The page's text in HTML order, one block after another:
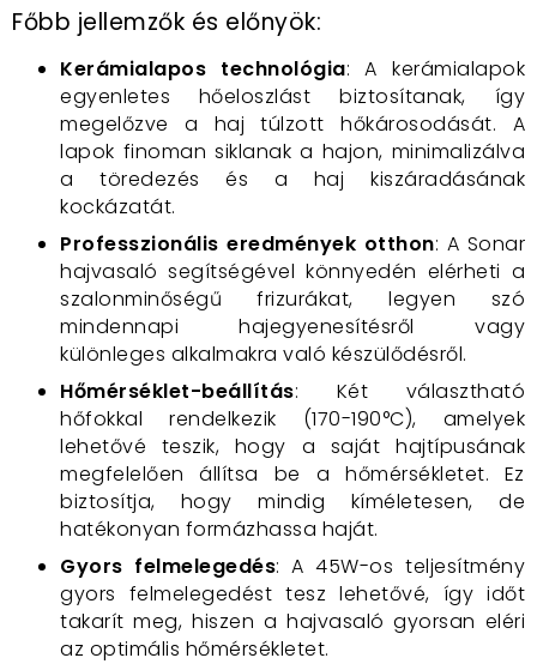
Főbb jellemzők és előnyök:
Kerámialapos technológia: A kerámialapok
egyenletes hőeloszlást biztosítanak, így
megelőzve a haj túlzott hőkárosodását. A
lapok finoman siklanak a hajon, minimalizálva
a töredezés és a haj kiszáradásának
kockázatát.
Professzionális eredmények otthon: A Sonar
hajvasaló segítségével könnyedén elérheti a
szalonminőségű frizurákat, legyen szó
mindennapi hajegyenesítésről vagy
különleges alkalmakra való készülődésről.
Hőmérséklet-beállítás: Két választható
hőfokkal rendelkezik (170-190°C), amelyek
lehetővé teszik, hogy a saját hajtípusának
megfelelően állítsa be a hőmérsékletet. Ez
biztosítja, hogy mindig kíméletesen, de
hatékonyan formázhassa haját.
Gyors felmelegedés: A 45W-os teljesítmény
gyors felmelegedést tesz lehetővé, így időt
takarít meg, hiszen a hajvasaló gyorsan eléri
az optimális hőmérsékletet.